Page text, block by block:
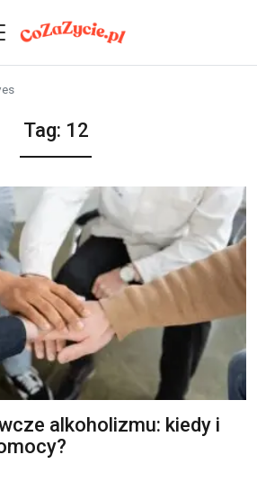
Tag: 12
alkoholizmu: kiedy i